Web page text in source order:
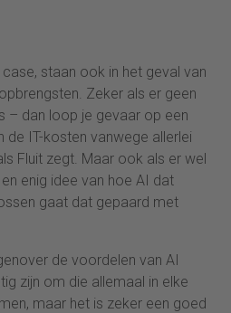
staan ook in het geval van
Zeker als er geen
– dan loop je gevaar op een
de IT-kosten vanwege allerlei
Fluit zegt. Maar ook als er wel
enig idee van hoe AI dat
gaat dat gepaard met
de voordelen van AI
zijn om die allemaal in elke
maar het is zeker een goed